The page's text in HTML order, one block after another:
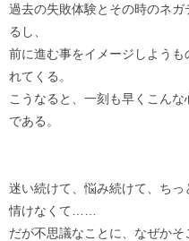
過去の失敗体験とその時のネガ
るし、
前に進む事をイメージしよう
れてくる。
こうなると、一刻も早くこん
である。
迷い続けて、悩み続けて、ち
情けなくて……
だが不思議なことに、なぜかそ